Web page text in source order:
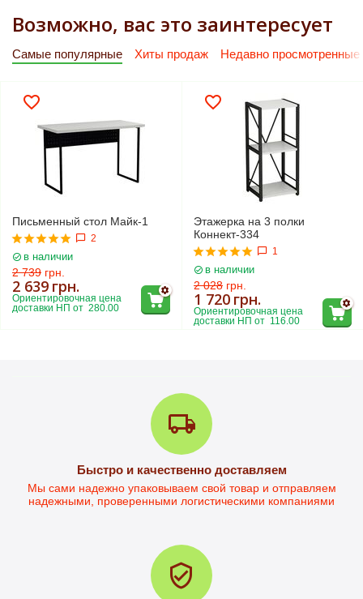
Возможно, вас это заинтересует
Самые популярные Хиты продаж Недавно просмотренные
Письменный стол Майк-1
2
в наличии
2 739 грн.
2 639 грн.
Ориентировочная цена
доставки НП от  280.00
Этажерка на 3 полки
Коннект-334
1
в наличии
2 028 грн.
1 720 грн.
Ориентировочная цена
доставки НП от  116.00
Письменный стол Дейв-1
в наличии
Стол письменный Дейв-2L
в наличии
Ориентировочная цена
доставки НП от  284.00
Быстро и качественно доставляем
Мы сами надежно упаковываем свой товар и отправляем
надежными, проверенными логистическими компаниями